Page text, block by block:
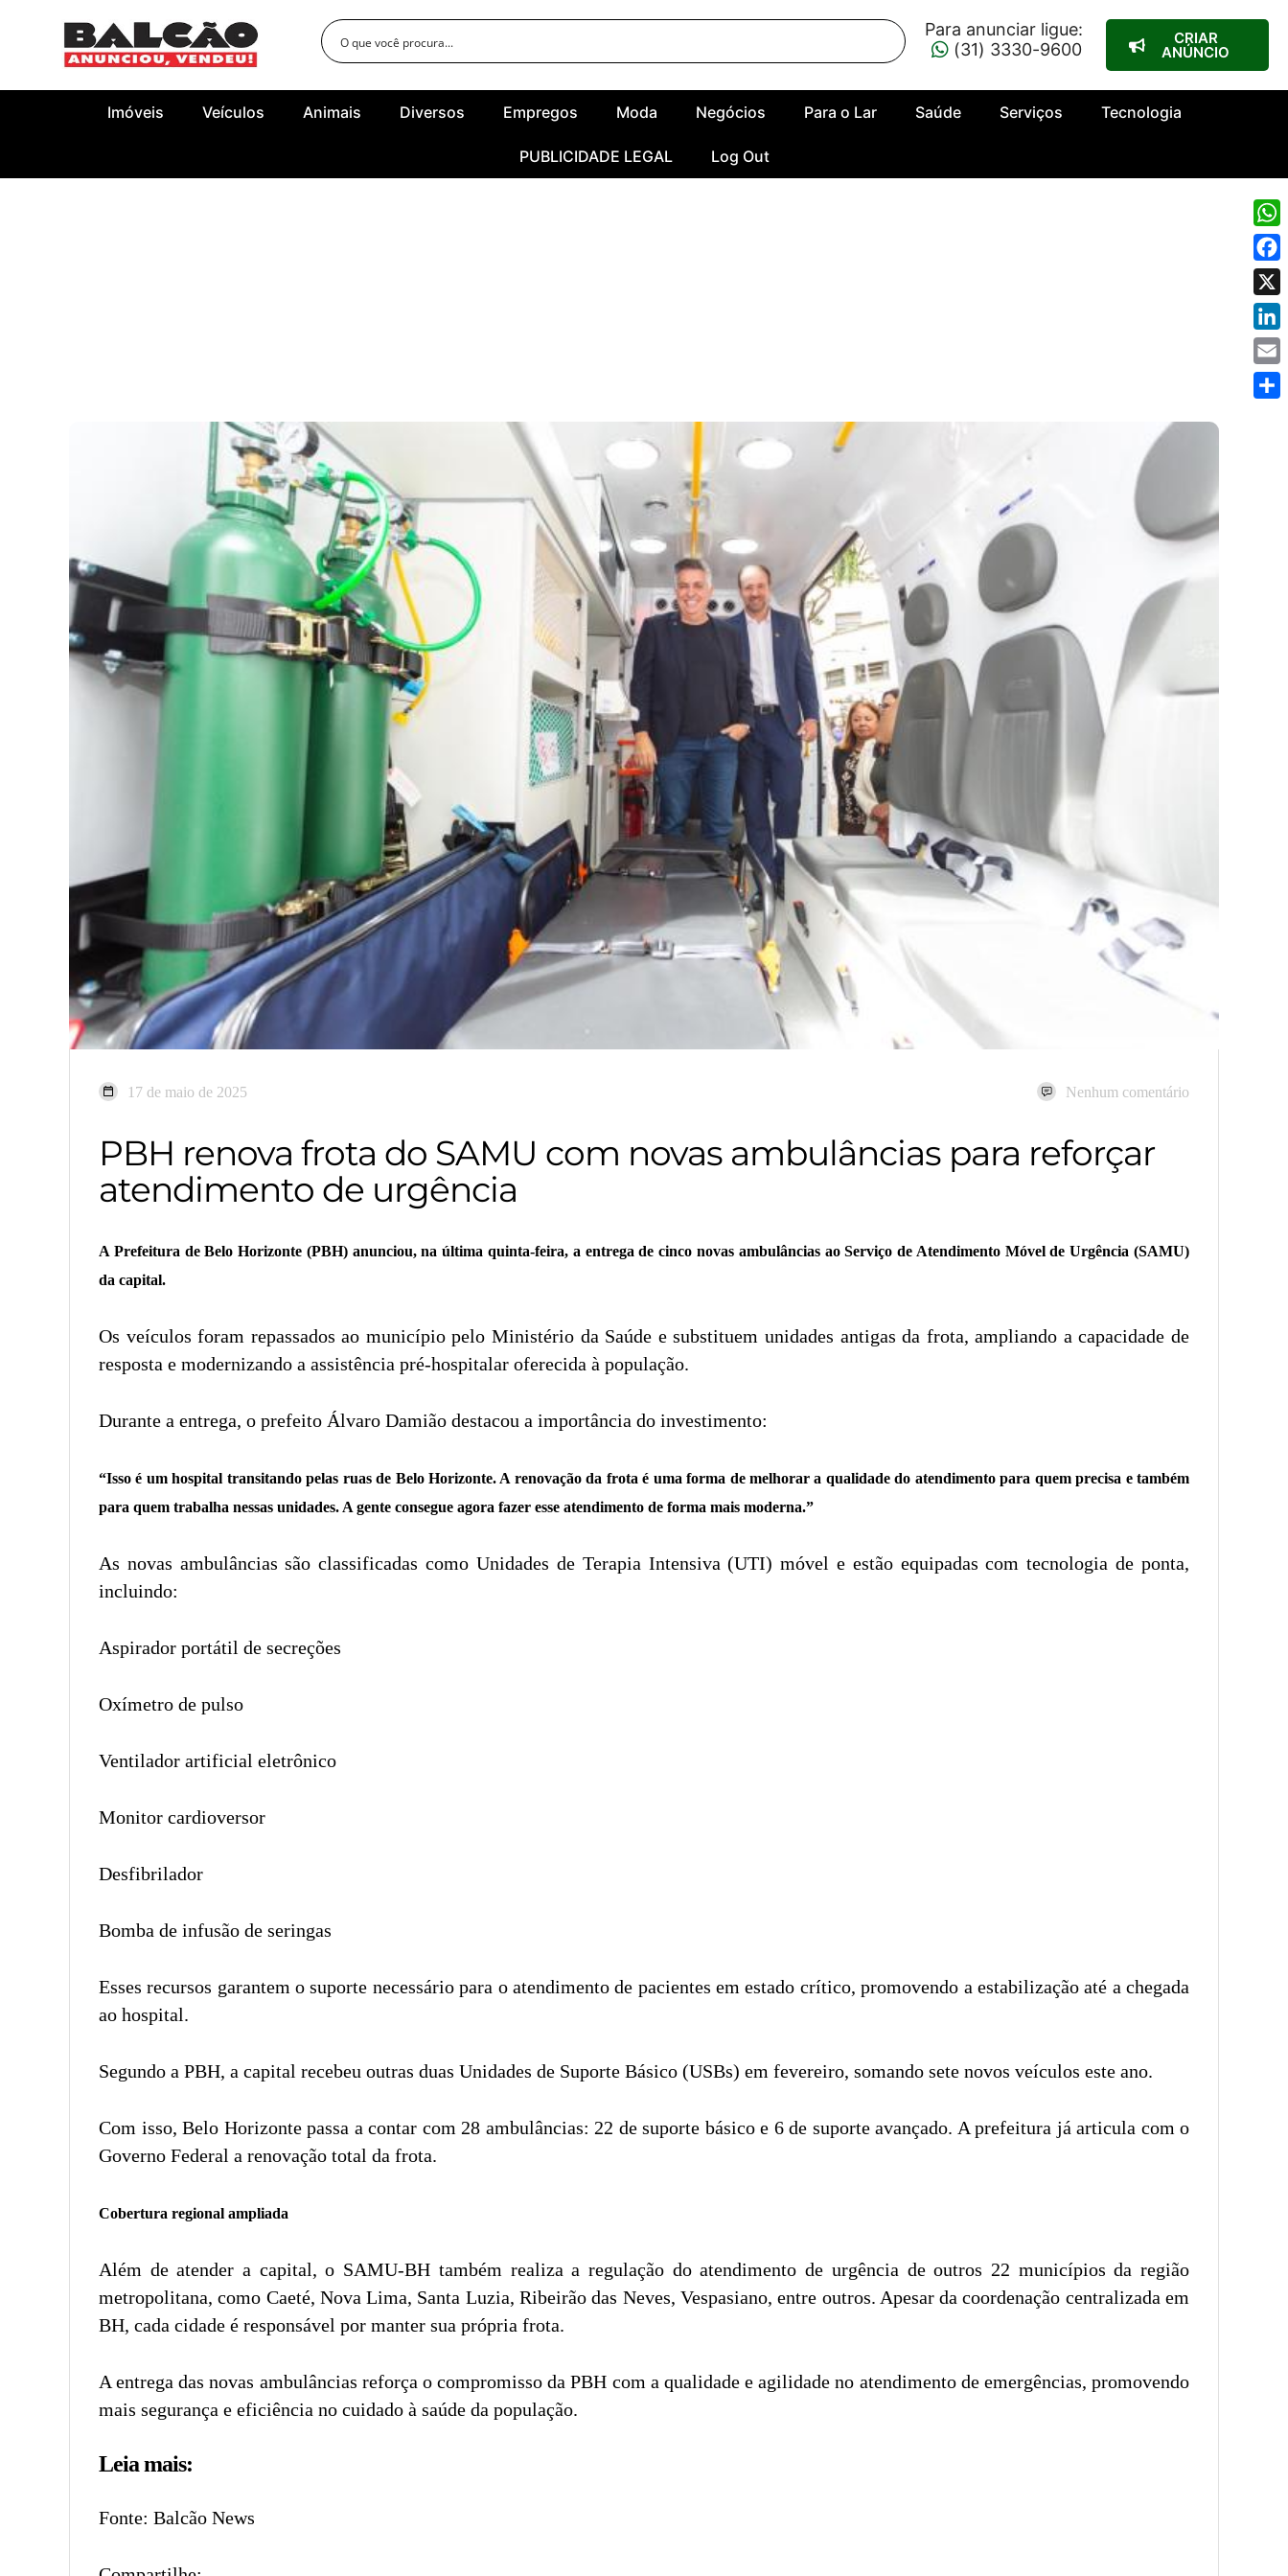
Para anunciar ligue:
(31) 3330-9600
CRIAR
ANÚNCIO
Imóveis Veículos Animais Diversos Empregos Moda Negócios Para o Lar Saúde Serviços Tecnologia
PUBLICIDADE LEGAL Log Out
17 de maio de 2025 Nenhum comentário
PBH renova frota do SAMU com novas ambulâncias para reforçar
atendimento de urgência
A Prefeitura de Belo Horizonte (PBH) anunciou, na última quinta-feira, a entrega de cinco novas ambulâncias ao Serviço de Atendimento Móvel de Urgência (SAMU)
da capital.
Os veículos foram repassados ao município pelo Ministério da Saúde e substituem unidades antigas da frota, ampliando a capacidade de
resposta e modernizando a assistência pré-hospitalar oferecida à população.
Durante a entrega, o prefeito Álvaro Damião destacou a importância do investimento:
“Isso é um hospital transitando pelas ruas de Belo Horizonte. A renovação da frota é uma forma de melhorar a qualidade do atendimento para quem precisa e também
para quem trabalha nessas unidades. A gente consegue agora fazer esse atendimento de forma mais moderna.”
As novas ambulâncias são classificadas como Unidades de Terapia Intensiva (UTI) móvel e estão equipadas com tecnologia de ponta,
incluindo:
Aspirador portátil de secreções
Oxímetro de pulso
Ventilador artificial eletrônico
Monitor cardioversor
Desfibrilador
Bomba de infusão de seringas
Esses recursos garantem o suporte necessário para o atendimento de pacientes em estado crítico, promovendo a estabilização até a chegada
ao hospital.
Segundo a PBH, a capital recebeu outras duas Unidades de Suporte Básico (USBs) em fevereiro, somando sete novos veículos este ano.
Com isso, Belo Horizonte passa a contar com 28 ambulâncias: 22 de suporte básico e 6 de suporte avançado. A prefeitura já articula com o
Governo Federal a renovação total da frota.
Cobertura regional ampliada
Além de atender a capital, o SAMU-BH também realiza a regulação do atendimento de urgência de outros 22 municípios da região
metropolitana, como Caeté, Nova Lima, Santa Luzia, Ribeirão das Neves, Vespasiano, entre outros. Apesar da coordenação centralizada em
BH, cada cidade é responsável por manter sua própria frota.
A entrega das novas ambulâncias reforça o compromisso da PBH com a qualidade e agilidade no atendimento de emergências, promovendo
mais segurança e eficiência no cuidado à saúde da população.
Leia mais:
Fonte: Balcão News
X